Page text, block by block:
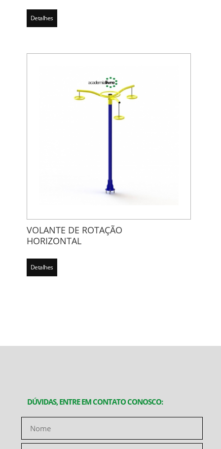
Detalhes
VOLANTE DE ROTAÇÃO
HORIZONTAL
Detalhes
DÚVIDAS, ENTRE EM CONTATO CONOSCO: